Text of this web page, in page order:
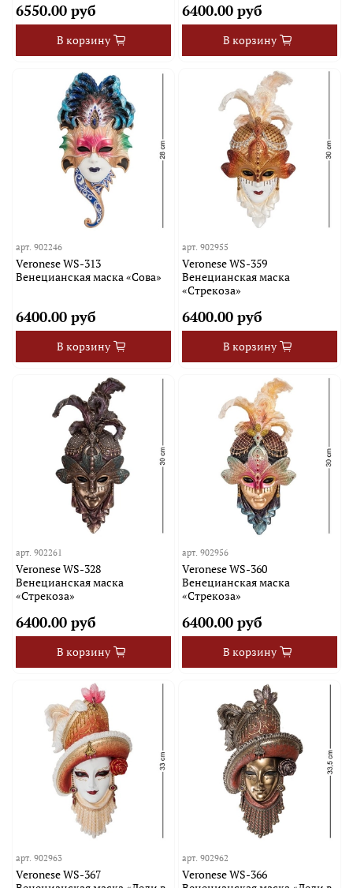
6550.00 руб
В корзину
6400.00 руб
В корзину
арт.902246
Veronese WS-313
Венецианская маска «Сова»
6400.00 руб
В корзину
арт. 902955
Veronese WS-359
Венецианская маска
«Стрекоза»
6400.00 руб
В корзину
арт.902261
Veronese WS-328
Венецианская маска
«Стрекоза»
6400.00 руб
В корзину
арт. 902956
Veronese WS-360
Венецианская маска
«Стрекоза»
6400.00 руб
В корзину
арт.902963
Veronese WS-367
арт. 902962
Veronese WS-366